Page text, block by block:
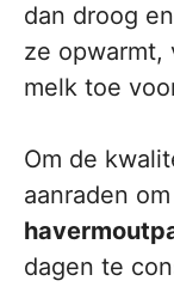
dan droog
ze opwarmt,
melk toe
Om de
aanraden
dagen te